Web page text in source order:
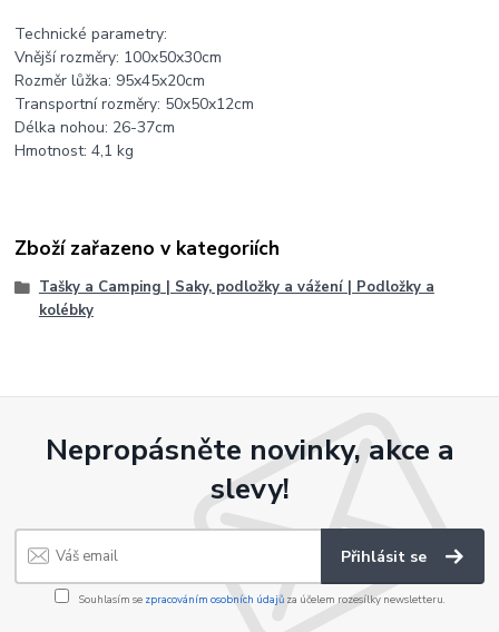
Technické parametry:
Vnější rozměry: 100x50x30cm
Rozměr lůžka: 95x45x20cm
Transportní rozměry: 50x50x12cm
Délka nohou: 26-37cm
Hmotnost: 4,1 kg
Zboží zařazeno v kategoriích
Tašky a Camping | Saky, podložky a vážení | Podložky a
kolébky
Nepropásněte novinky, akce a
slevy!
Přihlásit se
Souhlasím se zpracováním osobních údajůza účelem rozesílky newsletteru.